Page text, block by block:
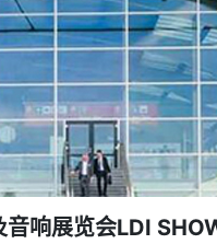
响展览会LDI